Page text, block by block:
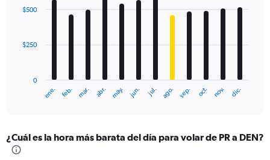
with
12
The
Range:
12
ene. feb. mar. abr. may. jun. jul. ago. sep. oct. nov. dic.
0
$250
$500
¿Cuál es la hora más barata del día para volar de PR a DEN?